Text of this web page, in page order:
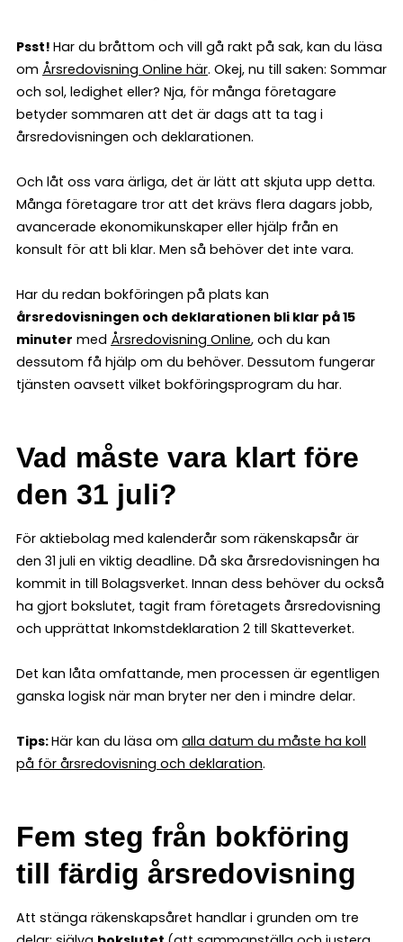
Psst! Har du bråttom och vill gå rakt på sak, kan du läsa
om Årsredovisning Online här. Okej, nu till saken: Sommar
och sol, ledighet eller? Nja, för många företagare
betyder sommaren att det är dags att ta tag i
årsredovisningen och deklarationen.
Och låt oss vara ärliga, det är lätt att skjuta upp detta.
Många företagare tror att det krävs flera dagars jobb,
avancerade ekonomikunskaper eller hjälp från en
konsult för att bli klar. Men så behöver det inte vara.
Har du redan bokföringen på plats kan
årsredovisningen och deklarationen bli klar på 15
minuter med Årsredovisning Online, och du kan
dessutom få hjälp om du behöver. Dessutom fungerar
tjänsten oavsett vilket bokföringsprogram du har.
Vad måste vara klart före
den 31 juli?
För aktiebolag med kalenderår som räkenskapsår är
den 31 juli en viktig deadline. Då ska årsredovisningen ha
kommit in till Bolagsverket. Innan dess behöver du också
ha gjort bokslutet, tagit fram företagets årsredovisning
och upprättat Inkomstdeklaration 2 till Skatteverket.
Det kan låta omfattande, men processen är egentligen
ganska logisk när man bryter ner den i mindre delar.
Tips:Här kan du läsa om alla datum du måste ha koll
på för årsredovisning och deklaration.
Fem steg från bokföring
till färdig årsredovisning
Att stänga räkenskapsåret handlar i grunden om tre